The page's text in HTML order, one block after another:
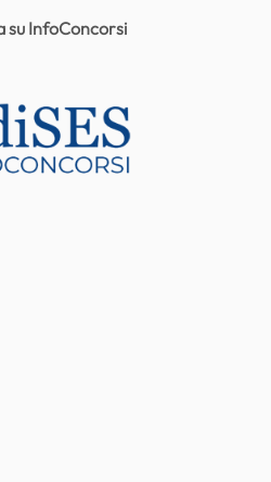
su InfoConcorsi